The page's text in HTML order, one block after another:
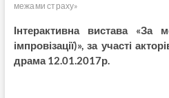
межами страху»
Інтерактивна вистава «За
імпровізації)», за участі
драма 12.01.2017р.